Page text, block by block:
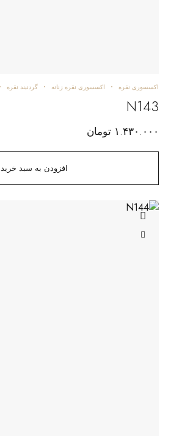
افزودن به سبد خرید
اکسسوری نقره اکسسوری نقره زنانه گردنبند نقره
N143
۱.۴۳۰.۰۰۰ تومان